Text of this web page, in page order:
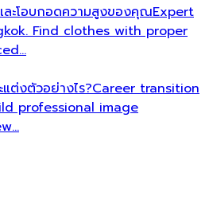
ละโอบกอดความสูงของคุณExpert
Find clothes with proper
ต่งตัวอย่างไร?Career transition
professional image